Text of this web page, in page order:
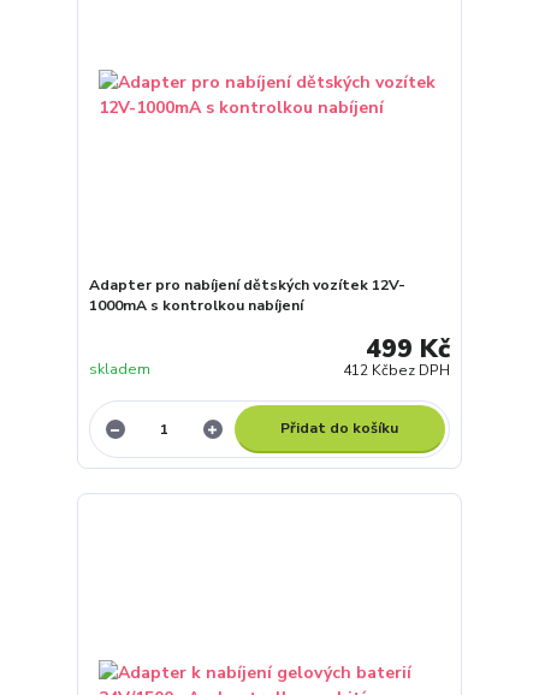
Adapter pro nabíjení dětských vozítek 12V-
1000mA s kontrolkou nabíjení
499 Kč
412 Kčbez DPH
skladem
Přidat do košíku